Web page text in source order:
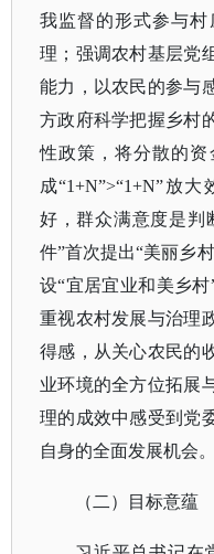
我监督的形式参与
理；强调农村基层党
能力，以农民的参与
方政府科学把握乡村
性政策，将分散的
成“1+N”>“1+N”放
好，群众满意度是判
件”首次提出“美丽乡
设“宜居宜业和美乡
重视农村发展与治理
得感，从关心农民的
业环境的全方位拓展
理的成效中感受到党
自身的全面发展机会。
（二）目标意蕴